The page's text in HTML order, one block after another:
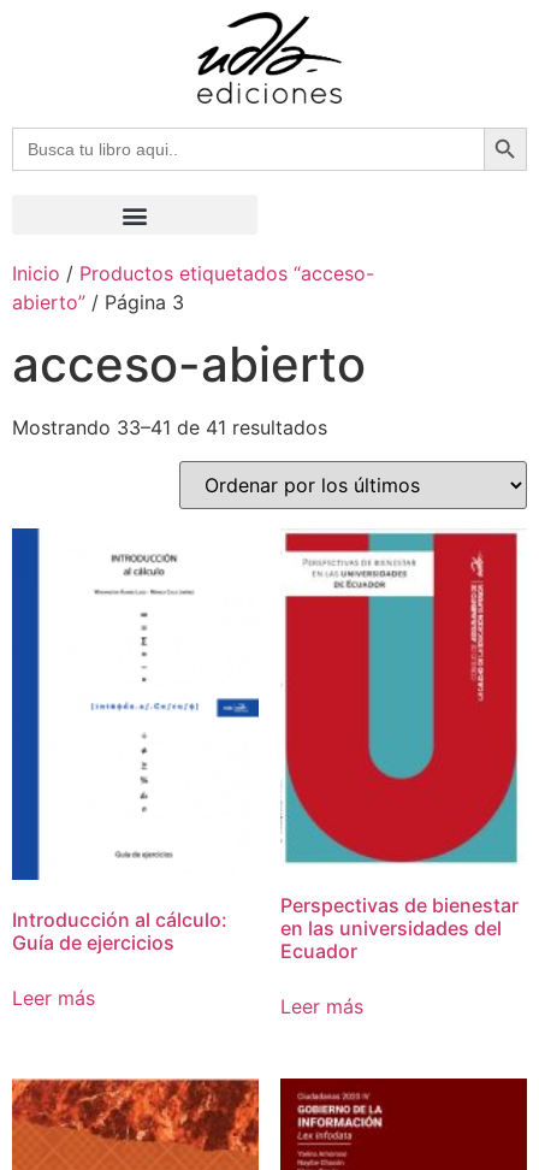
Buscar:
Inicio / Productos etiquetados “acceso-
abierto” / Página 3
acceso-abierto
Mostrando 33–41 de 41 resultados
Introducción al cálculo:
Guía de ejercicios
Leer más
Perspectivas de bienestar
en las universidades del
Ecuador
Leer más